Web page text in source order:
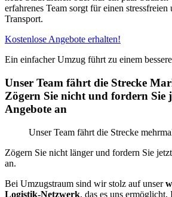
erfahrenes Team sorgt für einen
Transport.
Kostenlose Angebote erhalten!
Ein einfacher Umzug führt zu einem
Unser Team fährt die Strecke
Zögern Sie nicht und fordern Sie
Angebote an
Unser Team fährt die Strecke
Zögern Sie nicht länger und fordern Sie
an.
Bei Umzugstraum sind wir stolz auf unser
Logistik-Netzwerk, das es uns